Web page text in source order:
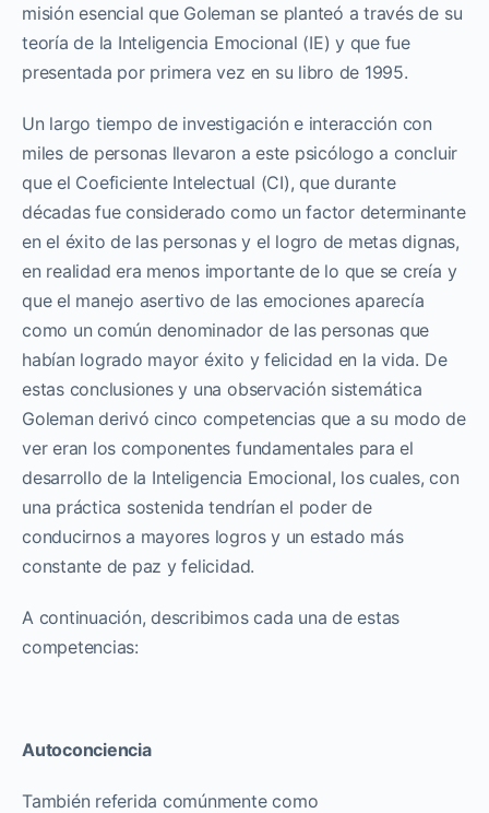
misión esencial que Goleman se planteó a través de su
teoría de la Inteligencia Emocional (IE) y que fue
presentada por primera vez en su libro de 1995.
Un largo tiempo de investigación e interacción con
miles de personas llevaron a este psicólogo a concluir
que el Coeficiente Intelectual (CI), que durante
décadas fue considerado como un factor determinante
en el éxito de las personas y el logro de metas dignas,
en realidad era menos importante de lo que se creía y
que el manejo asertivo de las emociones aparecía
como un común denominador de las personas que
habían logrado mayor éxito y felicidad en la vida. De
estas conclusiones y una observación sistemática
Goleman derivó cinco competencias que a su modo de
ver eran los componentes fundamentales para el
desarrollo de la Inteligencia Emocional, los cuales, con
una práctica sostenida tendrían el poder de
conducirnos a mayores logros y un estado más
constante de paz y felicidad.
A continuación, describimos cada una de estas
competencias:
Autoconciencia
También referida comúnmente como